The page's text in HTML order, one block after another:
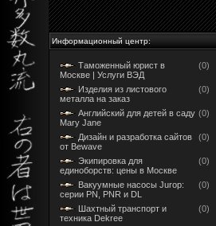
Информационный центр:
Таможенный юрист в
Москве | Услуги ВЭД
(0)
Изделия из листового
металла на заказ
(0)
Английский для детей в саду
Mary Jane
(0)
Дизайн и разработка сайтов
от Bewave
(0)
Экипировка для
единоборств: цены в Москве
(0)
Вакуумные насосы Jurop:
серии PN, PNR и DL
(0)
Шахтный транспорт и
техника Dekree
(0)